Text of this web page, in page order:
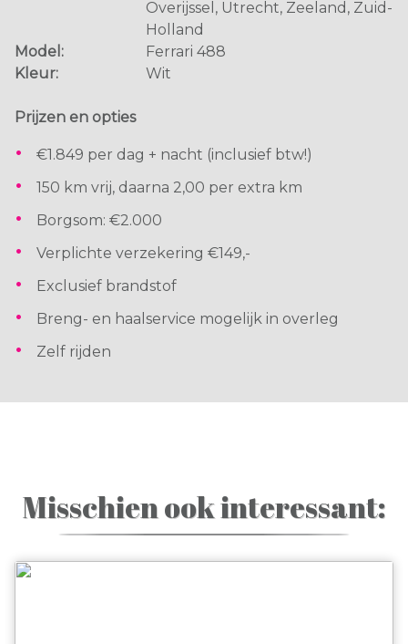
Overijssel, Utrecht, Zeeland, Zuid-
Holland
Model:
Ferrari 488
Kleur:
Wit
Prijzen en opties
€1.849 per dag + nacht (inclusief btw!)
150 km vrij, daarna 2,00 per extra km
Borgsom: €2.000
Verplichte verzekering €149,-
Exclusief brandstof
Breng- en haalservice mogelijk in overleg
Zelf rijden
Misschien ook interessant: